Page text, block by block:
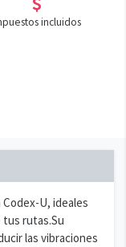
incluidos
U, ideales
rutas.Su
las vibraciones